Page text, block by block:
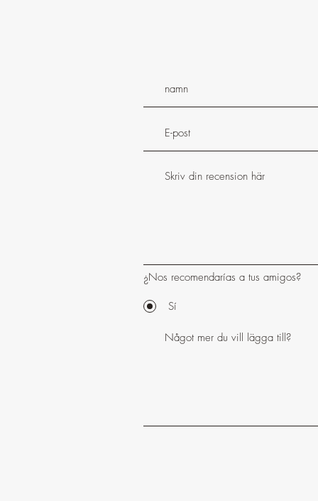
¿Nos recomendarías a tus amigos?
Sí